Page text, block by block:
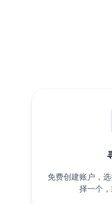
免费创建账户，
择一个，